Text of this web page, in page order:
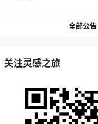
全部公告
关注灵感之旅